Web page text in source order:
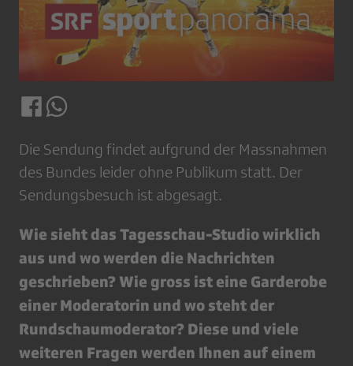
Die Sendung findet aufgrund der Massnahmen
des Bundes leider ohne Publikum statt. Der
Sendungsbesuch ist abgesagt.
Wie sieht das Tagesschau-Studio wirklich
aus und wo werden die Nachrichten
geschrieben? Wie gross ist eine Garderobe
einer Moderatorin und wo steht der
Rundschaumoderator? Diese und viele
weiteren Fragen werden Ihnen auf einem